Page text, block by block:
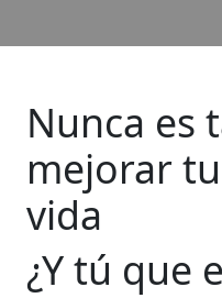
Nunca es
mejorar
vida
¿Y tú que